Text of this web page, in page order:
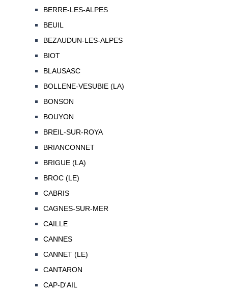
BERRE-LES-ALPES
BEUIL
BEZAUDUN-LES-ALPES
BIOT
BLAUSASC
BOLLENE-VESUBIE (LA)
BONSON
BOUYON
BREIL-SUR-ROYA
BRIANCONNET
BRIGUE (LA)
BROC (LE)
CABRIS
CAGNES-SUR-MER
CAILLE
CANNES
CANNET (LE)
CANTARON
CAP-D'AIL